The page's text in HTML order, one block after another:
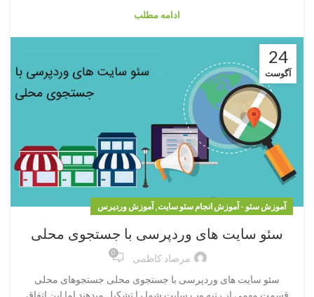
ادامه مطلب
24
آگوست
آموزش سئو - آموزش انجام سئو سایت,آموزش وردپرس
سئو سایت های وردپرسی با جستجوی محلی
مرصاد کاظمی 0
سئو سایت های وردپرسی با جستجوی محلی جستجوهای محلی